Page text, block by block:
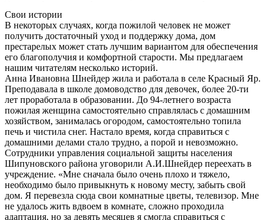
Свои истории
В некоторых случаях, когда пожилой человек не может
получить достаточный уход и поддержку дома, дом
престарелых может стать лучшим вариантом для обеспечения
его благополучия и комфортной старости. Мы предлагаем
нашим читателям несколько историй.
Анна Ивановна Шнейдер жила и работала в селе Красный Яр.
Преподавала в школе домоводство для девочек, более 20-ти
лет проработала в образовании. До 94-летнего возраста
пожилая женщина самостоятельно справлялась с домашним
хозяйством, занималась огородом, самостоятельно топила
печь и чистила снег. Настало время, когда справиться с
домашними делами стало трудно, а порой и невозможно.
Сотрудники управления социальной защиты населения
Шипуновского района уговорили А.И.Шнейдер переехать в
учреждение. «Мне сначала было очень плохо и тяжело,
необходимо было привыкнуть к новому месту, забыть свой
дом. Я перевезла сюда свои комнатные цветы, телевизор. Мне
не удалось жить вдвоем в комнате, сложно проходила
адаптация, но за девять месяцев я смогла справиться с